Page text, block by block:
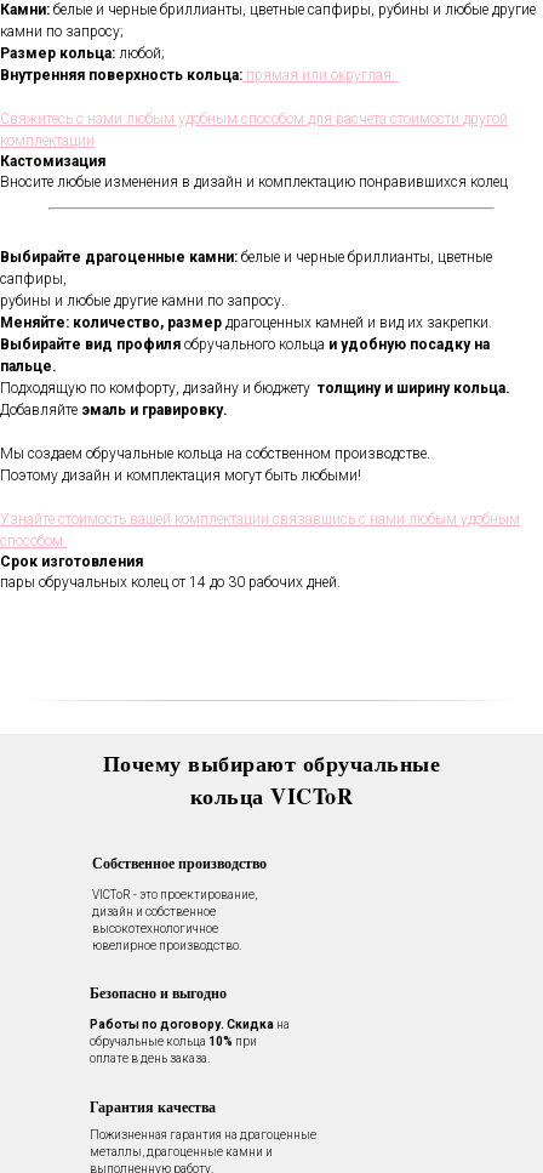
Камни: белые и черные бриллианты, цветные сапфиры, рубины и любые другие
камни по запросу;
Размер кольца: любой;
Внутренняя поверхность кольца: прямая или округлая.
Свяжитесь с нами любым удобным способом для расчета стоимости другой
комплектации
Кастомизация
Вносите любые изменения в дизайн и комплектацию понравившихся колец
Выбирайте драгоценные камни: белые и черные бриллианты, цветные
сапфиры,
рубины и любые другие камни по запросу.
Меняйте: количество, размер драгоценных камней и вид их закрепки.
Выбирайте вид профиля обручального кольца и удобную посадку на
пальце.
Подходящую по комфорту, дизайну и бюджету толщину и ширину кольца.
Добавляйте эмаль и гравировку.
Мы создаем обручальные кольца на собственном производстве.
Поэтому дизайн и комплектация могут быть любыми!
Узнайте стоимость вашей комплектации связавшись с нами любым удобным
способом
Срок изготовления
пары обручальных колец от 14 до 30 рабочих дней.
VICToR - это проектирование,
дизайн и собственное
высокотехнологичное
ювелирное производство.
Работы по договору. Скидка на
обручальные кольца 10% при
оплате в день заказа.
Собственное производство
Безопасно и выгодно
Гарантия качества
Пожизненная гарантия на драгоценные
металлы, драгоценные камни и
выполненную работу.
Почему выбирают обручальные
кольца VICToR
обручальных колец, мы будем
размера, восстановление